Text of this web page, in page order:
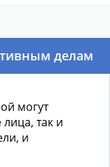
делам
могут
так и
и